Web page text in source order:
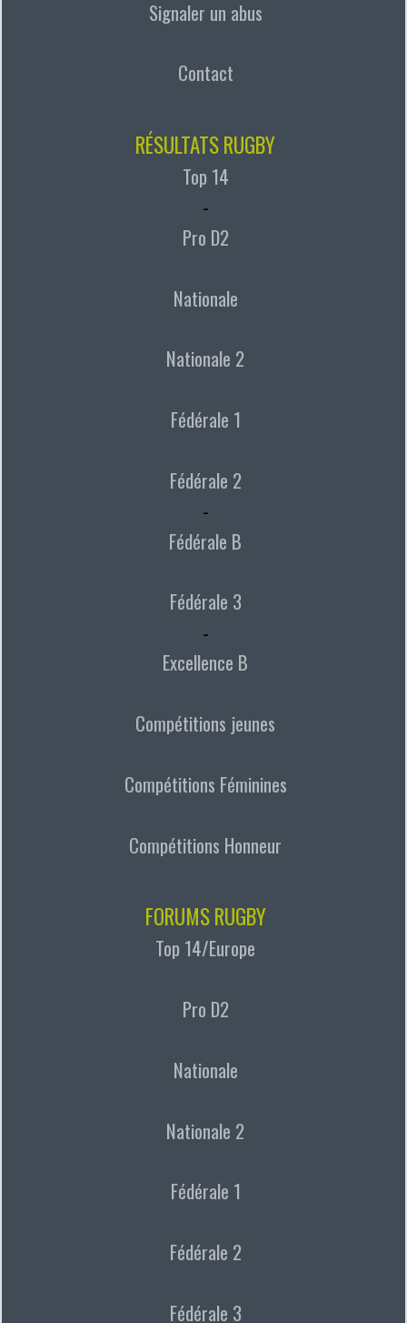
Signaler un abus
Contact
RÉSULTATS RUGBY
Top 14
-
Pro D2
Nationale
Nationale 2
Fédérale 1
Fédérale 2
-
Fédérale B
Fédérale 3
-
Excellence B
Compétitions jeunes
Compétitions Féminines
Compétitions Honneur
FORUMS RUGBY
Top 14/Europe
Pro D2
Nationale
Nationale 2
Fédérale 1
Fédérale 2
Fédérale 3